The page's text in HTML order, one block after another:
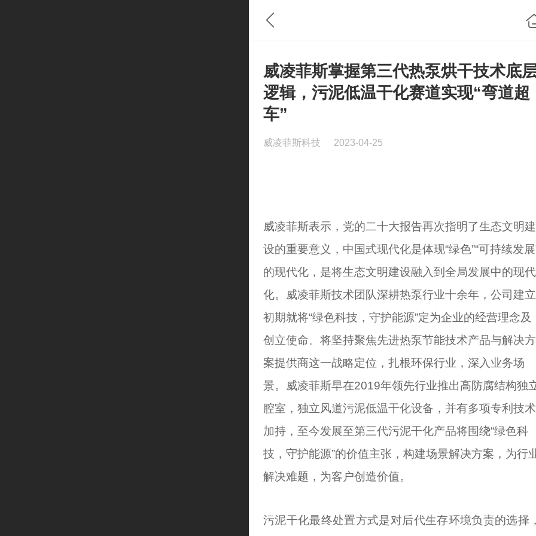
威凌菲斯掌握第三代热泵烘干技术底
逻辑，污泥低温干化赛道实现“弯道超
车”
威凌菲斯科技 2023-04-25
威凌菲斯表示，党的二十大报告再次指明了生态文明建
设的重要意义，中国式现代化是体现“绿色”“可持续发展
的现代化，是将生态文明建设融入到全局发展中的现代
化。威凌菲斯技术团队深耕热泵行业十余年，公司建立
初期就将“绿色科技，守护能源”定为企业的经营理念及
创立使命。将坚持聚焦先进热泵节能技术产品与解决方
案提供商这一战略定位，扎根环保行业，深入业务场
景。威凌菲斯早在2019年领先行业推出高防腐结构独
腔室，独立风道污泥低温干化设备，并有多项专利技术
加持，至今发展至第三代污泥干化产品将围绕“绿色科
技，守护能源”的价值主张，构建场景解决方案，为行
解决难题，为客户创造价值。
污泥干化最终处置方式是对后代生存环境负责的选择